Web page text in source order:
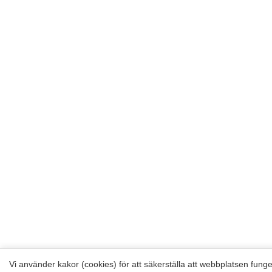
Vi använder kakor (cookies) för att säkerställa att webbplatsen